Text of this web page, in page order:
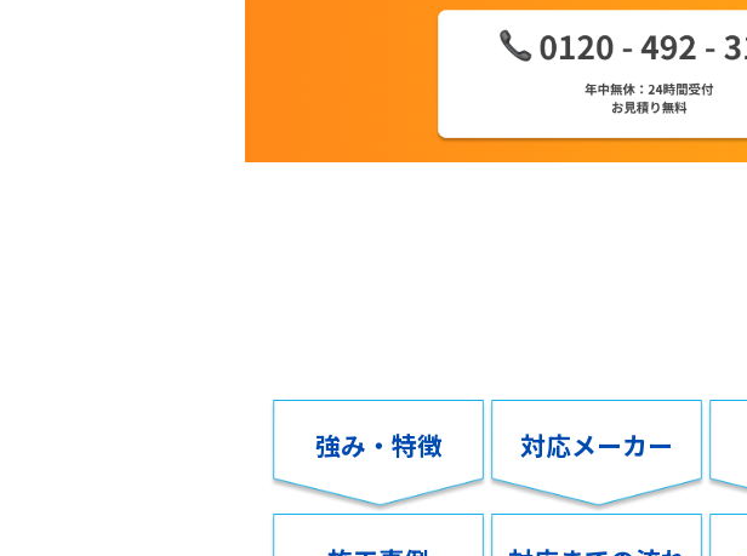
強み・特徴 対応メーカー